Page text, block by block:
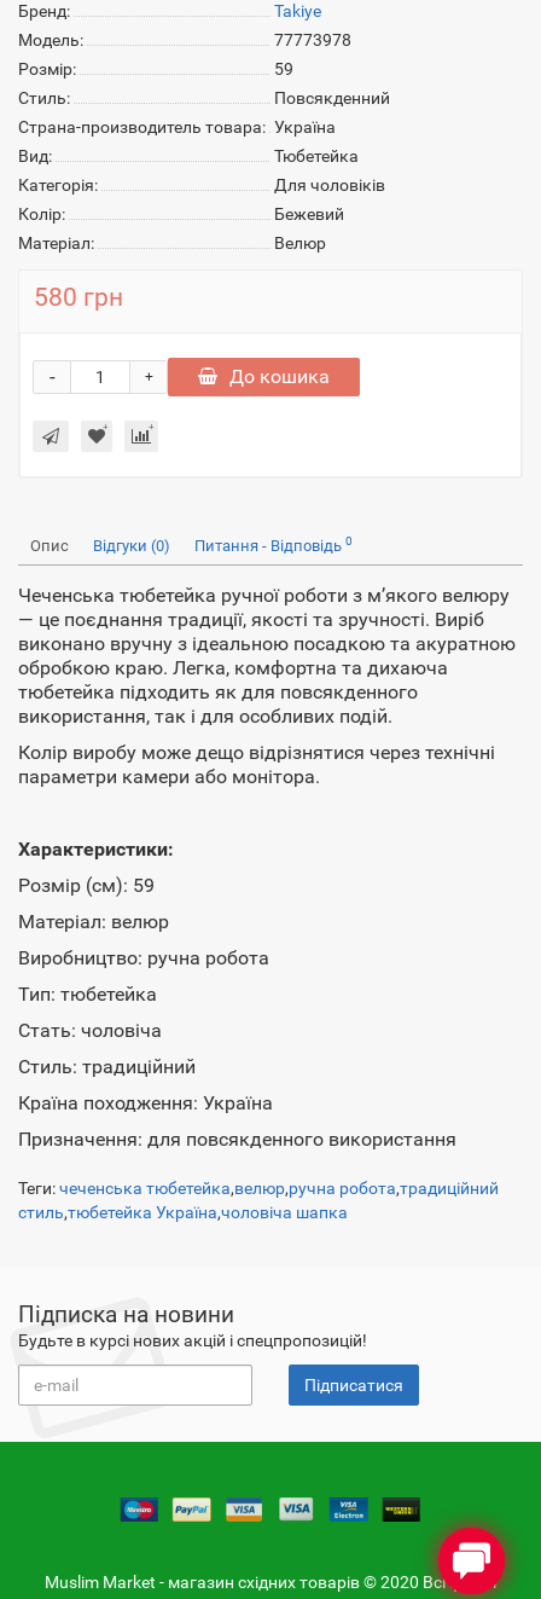
Бренд:
Takiye
Модель:
77773978
Розмір:
59
Стиль:
Повсякденний
Страна-производитель товара: Україна
Вид:
Тюбетейка
Категорія:
Для чоловіків
Колір:
Бежевий
Матеріал:
Велюр
580 грн
+
- До кошика
Опис Відгуки (0) Питання - Відповідь 0
Чеченська тюбетейка ручної роботи з м’якого велюру
— це поєднання традиції, якості та зручності. Виріб
виконано вручну з ідеальною посадкою та акуратною
обробкою краю. Легка, комфортна та дихаюча
тюбетейка підходить як для повсякденного
використання, так і для особливих подій.
Колір виробу може дещо відрізнятися через технічні
параметри камери або монітора.
Характеристики:
Розмір (см): 59
Матеріал: велюр
Виробництво: ручна робота
Тип: тюбетейка
Стать: чоловіча
Стиль: традиційний
Країна походження: Україна
Призначення: для повсякденного використання
Теги:чеченська тюбетейка,велюр,ручна робота,традиційний
стиль,тюбетейка Україна,чоловіча шапка
Підписка на новини
Будьте в курсі нових акцій і спецпропозицій!
Підписатися
Muslim Market - магазин східних товарів © 2020 Всі фото і